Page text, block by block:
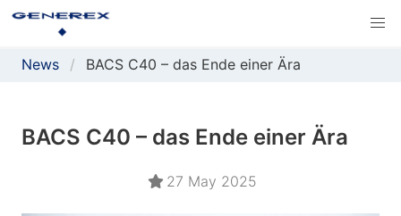
News BACS C40 – das Ende einer Ära
BACS C40 – das Ende einer Ära
27 May 2025